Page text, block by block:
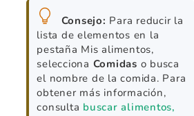
Consejo: Para reducir la
lista de elementos en la
pestaña Mis alimentos,
selecciona Comidas o busca
el nombre de la comida. Para
obtener más información,
consulta buscar alimentos,